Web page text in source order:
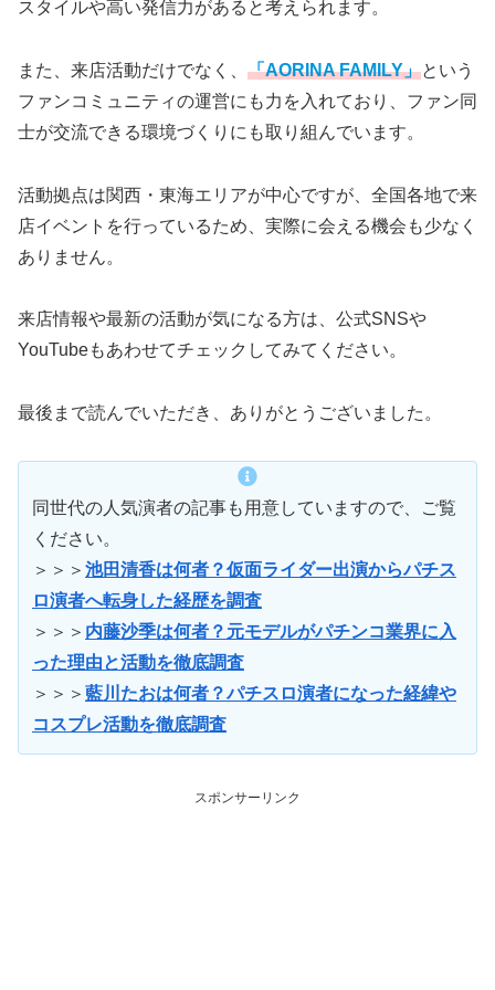
スタイルや高い発信力があると考えられます。
また、来店活動だけでなく、 「AORINA FAMILY」という
ファンコミュニティの運営にも力を入れており、ファン同
士が交流できる環境づくりにも取り組んでいます。
活動拠点は関西・東海エリアが中心ですが、全国各地で来
店イベントを行っているため、実際に会える機会も少なく
ありません。
来店情報や最新の活動が気になる方は、公式SNSや
YouTubeもあわせてチェックしてみてください。
最後まで読んでいただき、ありがとうございました。
同世代の人気演者の記事も用意していますので、ご覧
ください。
＞＞＞ 池田清香は何者？仮面ライダー出演からパチス
ロ演者へ転身した経歴を調査
＞＞＞ 内藤沙季は何者？元モデルがパチンコ業界に入
った理由と活動を徹底調査
＞＞＞ 藍川たおは何者？パチスロ演者になった経緯や
コスプレ活動を徹底調査
スポンサーリンク